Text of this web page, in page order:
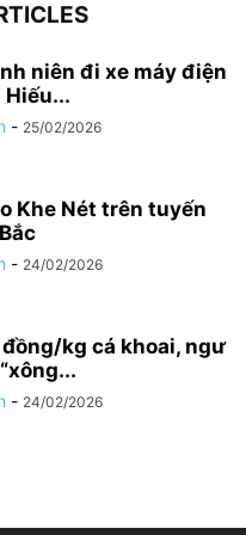
niên đi xe máy điện
- 25/02/2026
Khe Nét trên tuyến
- 24/02/2026
đồng/kg cá khoai, ngư
- 24/02/2026